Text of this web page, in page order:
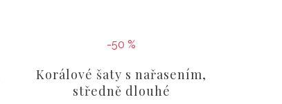
-50 %
Korálové šaty s nařasením,
středně dlouhé